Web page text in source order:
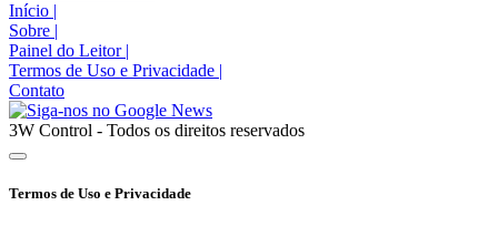
Início |
Sobre |
Painel do Leitor |
Termos de Uso e Privacidade |
Contato
3W Control - Todos os direitos reservados
Termos de Uso e Privacidade